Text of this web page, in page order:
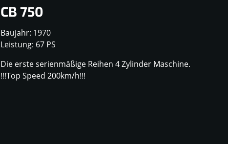
CB 750
Baujahr: 1970
Leistung: 67 PS
Die erste serienmäßige Reihen 4 Zylinder Maschine.
!!!Top Speed 200km/h!!!